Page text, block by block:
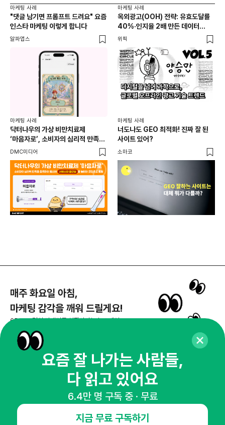
마케팅 사례
"댓글 남기면 프롬프트 드려요" 요즘
인스타 마케팅 이렇게 합니다
알파앱스
마케팅 사례
옥외광고(OOH) 전략: 유효도달률
40%·인지율 2배 만든 데이터
활용법 | 애드타입 양승만 이사
위픽
마케팅 사례
닥터나우의 가상 비만치료제
‘마음자로’, 소비자의 심리적 만족을
충족하는 동시에 서비스의 접근성을
DMC미디어
마케팅 사례
너도나도 GEO 최적화! 진짜 잘 된
사이트 있어?
소마코
매주 화요일 아침,
마케팅 감각을 깨워 드릴게요!
65,043명의 마케터를 성장시키는 뉴스레터
뉴스레터 구독하기
공지사항 제휴문의
인사이터 신청
요즘 잘 나가는 사람들,
다 읽고 있어요
6.4만 명 구독 중 · 무료
지금 무료 구독하기